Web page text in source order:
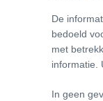
De
bedoeld
met
informatie.
In geen